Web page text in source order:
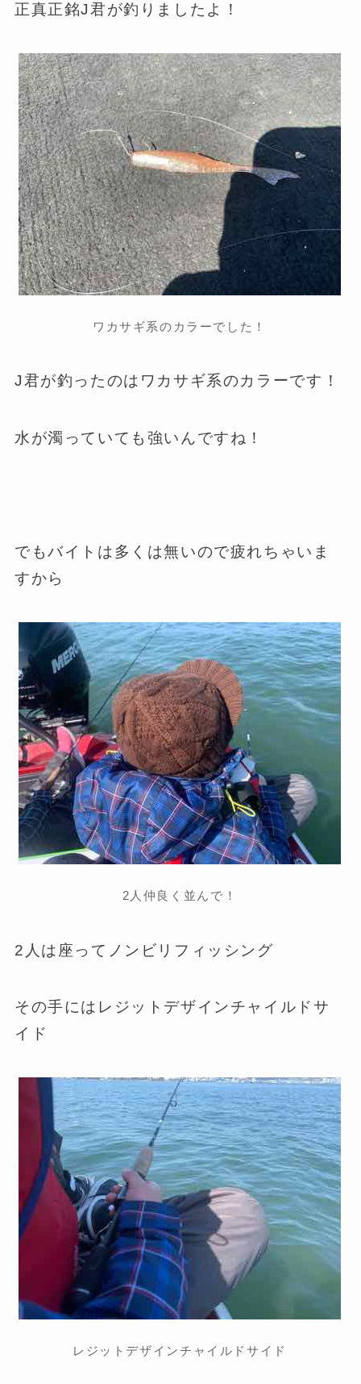
正真正銘J君が釣りましたよ！
ワカサギ系のカラーでした！
J君が釣ったのはワカサギ系のカラーです！
水が濁っていても強いんですね！
でもバイトは多くは無いので疲れちゃいま
すから
2人仲良く並んで！
2人は座ってノンビリフィッシング
その手にはレジットデザインチャイルドサ
イド
レジットデザインチャイルドサイド